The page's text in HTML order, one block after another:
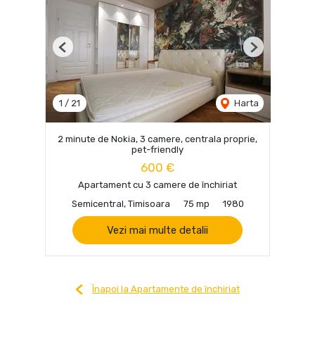
1 / 21 Harta
Previous Next
2 minute de Nokia, 3 camere, centrala proprie,
pet-friendly
600 €
Apartament cu 3 camere de închiriat
Semicentral, Timisoara
75 mp 1980
Vezi mai multe detalii
Înapoi la Apartamente de închiriat